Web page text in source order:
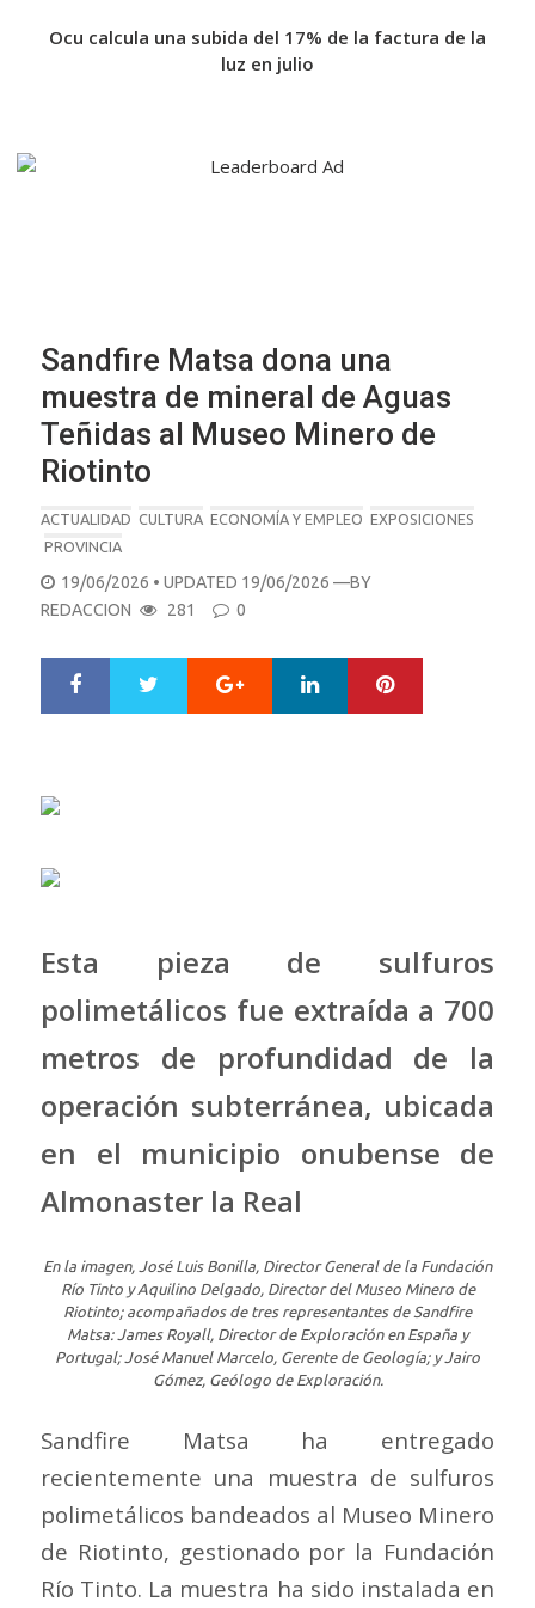
Ocu calcula una subida del 17% de la factura de la
luz en julio
Sandfire Matsa dona una
muestra de mineral de Aguas
Teñidas al Museo Minero de
Riotinto
ACTUALIDAD CULTURA ECONOMÍA Y EMPLEO EXPOSICIONES
PROVINCIA
POSTED
ON
19/06/2026 • UPDATED 19/06/2026 —BY
REDACCION
281 0
Google+ LinkedIn
Esta pieza de sulfuros
polimetálicos fue extraída a 700
metros de profundidad de la
operación subterránea, ubicada
en el municipio onubense de
Almonaster la Real
En la imagen, José Luis Bonilla, Director General de la Fundación
Río Tinto y Aquilino Delgado, Director del Museo Minero de
Riotinto; acompañados de tres representantes de Sandfire
Matsa: James Royall, Director de Exploración en España y
Portugal; José Manuel Marcelo, Gerente de Geología; y Jairo
Gómez, Geólogo de Exploración.
Sandfire Matsa ha entregado
recientemente una muestra de sulfuros
polimetálicos bandeados al Museo Minero
de Riotinto, gestionado por la Fundación
Río Tinto. La muestra ha sido instalada en